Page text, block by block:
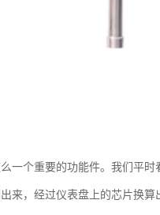
一个重要的功能件。我们平
来，经过仪表盘上的芯片换算